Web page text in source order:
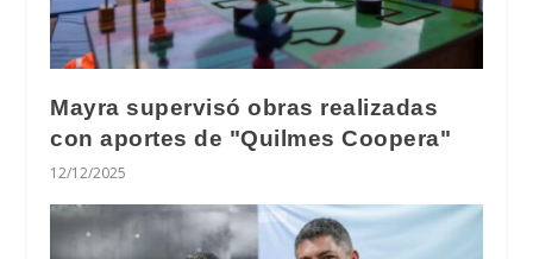
Mayra supervisó obras realizadas
con aportes de "Quilmes Coopera"
12/12/2025